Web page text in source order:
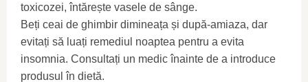
toxicozei, întărește vasele de sânge.
Beți ceai de ghimbir dimineața și după-amiaza, dar
evitați să luați remediul noaptea pentru a evita
insomnia. Consultați un medic înainte de a introduce
produsul în dietă.